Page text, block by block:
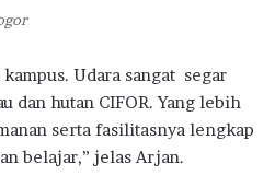
Udara sangat segar
dan hutan CIFOR. Yang lebih
serta fasilitasnya lengkap
belajar,” jelas Arjan.